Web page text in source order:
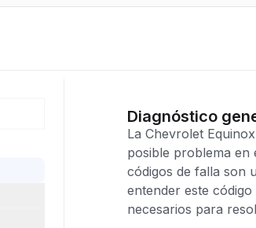
Diagnóstico
La Chevrolet
posible problema en
códigos de falla son
entender este
necesarios para